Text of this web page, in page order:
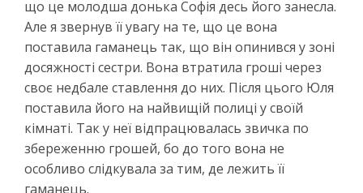
що це молодша донька Софія десь його занесла.
Але я звернув її увагу на те, що це вона
поставила гаманець так, що він опинився у зоні
досяжності сестри. Вона втратила гроші через
своє недбале ставлення до них. Після цього Юля
поставила його на найвищій полиці у своїй
кімнаті. Так у неї відпрацювалась звичка по
збереженню грошей, бо до того вона не
особливо слідкувала за тим, де лежить її
гаманець.